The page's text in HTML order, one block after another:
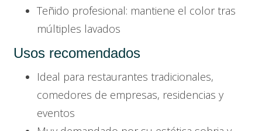
Teñido profesional: mantiene el color tras
múltiples lavados
Usos recomendados
Ideal para restaurantes tradicionales,
comedores de empresas, residencias y
eventos